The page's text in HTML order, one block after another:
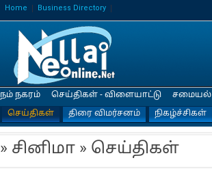
Home Business Directory
நம் நகரம் செய்திகள் - விளையாட்டு சமையல்
செய்திகள்
திரை விமர்சனம் நிகழ்ச்சிகள்
» சினிமா » செய்திகள்